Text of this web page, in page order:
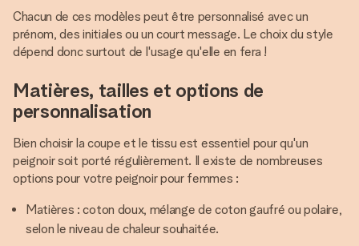
Chacun de ces modèles peut être personnalisé avec un
prénom, des initiales ou un court message. Le choix du style
dépend donc surtout de l'usage qu'elle en fera !
Matières, tailles et options de
personnalisation
Bien choisir la coupe et le tissu est essentiel pour qu'un
peignoir soit porté régulièrement. Il existe de nombreuses
options pour votre peignoir pour femmes :
Matières : coton doux, mélange de coton gaufré ou polaire,
selon le niveau de chaleur souhaitée.